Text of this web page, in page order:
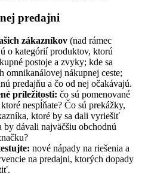
predajni
zákazníkov (nad rámec
o kategórií produktov, ktorú
postoje a zvyky; kde sa
omnikanálovej nákupnej ceste;
predajňu a čo od nej očakávajú.
príležitosti: čo sú pomenované
nespĺňate? Čo sú prekážky,
ktoré by sa dali vyriešiť
by dávali najväčšiu obchodnú
nové nápady na riešenia a
na predajni, ktorých dopady